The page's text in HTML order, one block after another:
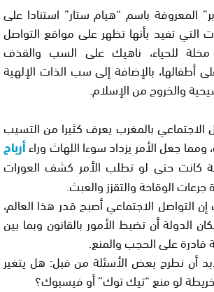
المعروفة باسم “هيام ستار” استنادا على
التي تفيد بأنها تظهر على مواقع التواصل
مخلة للحياء، ناهيك على السب والقذف
أطفالها، بالإضافة إلى سب الذات الإلهية
والخروج من الإسلام.
بالمغرب يعرف كثيرا من التسيب
جعل الأمر يزداد سوءا اللهاث وراءأرباح
كانت حتى لو تطلب الأمر كشف العورات
الوقاحة والتقزز والعبث.
التواصل الاجتماعي أصبح قدر هذا العالم،
الدولة أن تضبط الأمور بالقانون وبما بين
قادرة على الحجب والمنع.
أن نطرح بعض الأسئلة من قبل: هل يتغير
لو منع “تيك توك” أو فيسبوك؟